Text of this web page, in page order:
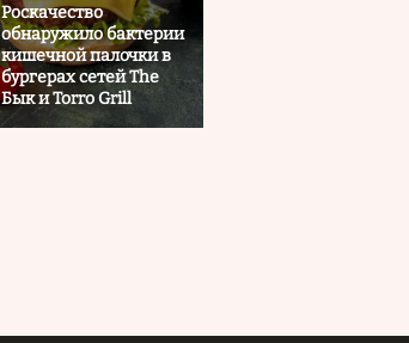
Роскачество
обнаружило бактерии
кишечной палочки в
бургерах сетей The
Бык и Torro Grill